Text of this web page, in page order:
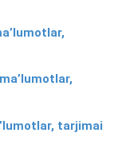
tarjimai